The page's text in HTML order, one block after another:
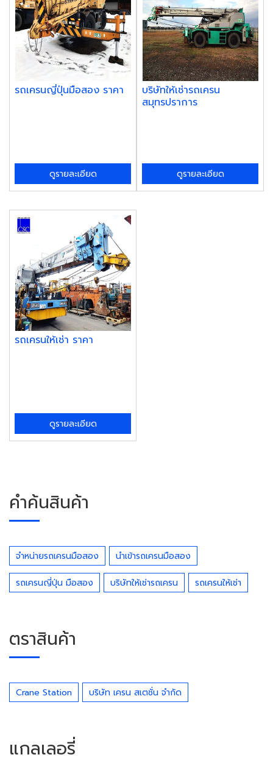
รถเครนญี่ปุ่นมือสอง ราคา
ดูรายละเอียด
บริษัทให้เช่ารถเครน
สมุทรปราการ
ดูรายละเอียด
รถเครนให้เช่า ราคา
ดูรายละเอียด
คำค้นสินค้า
จำหน่ายรถเครนมือสอง นำเข้ารถเครนมือสอง
รถเครนญี่ปุ่น มือสอง บริษัทให้เช่ารถเครน รถเครนให้เช่า
ตราสินค้า
Crane Station บริษัท เครน สเตชั่น จำกัด
แกลเลอรี่